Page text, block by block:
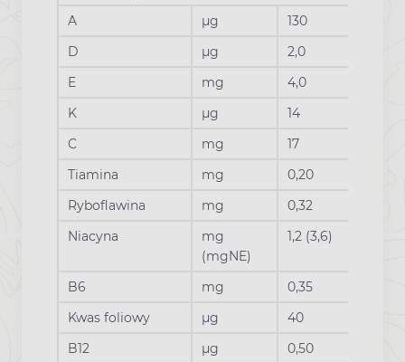
A µg
130
D
µg
2,0
E
mg
4,0
K
µg
14
C
mg
17
Tiamina
mg
0,20
Ryboflawina
mg
0,32
Niacyna
mg
(mgNE)
1,2 (3,6)
B6 mg
0,35
Kwas foliowy
µg
40
B12
µg
0,50